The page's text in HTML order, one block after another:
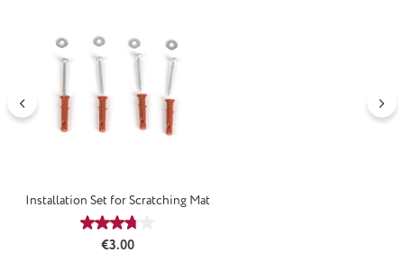
Installation Set for Scratching Mat
Average rating of 3.75 out of 5 stars
Regular price:
€3.00